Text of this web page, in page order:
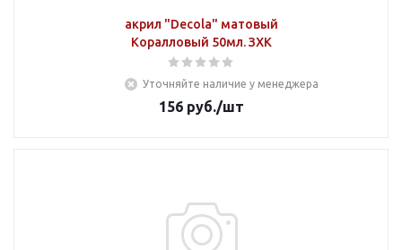
акрил "Decola" матовый
Коралловый 50мл. ЗХК
Уточняйте наличие у менеджера
156 руб./шт